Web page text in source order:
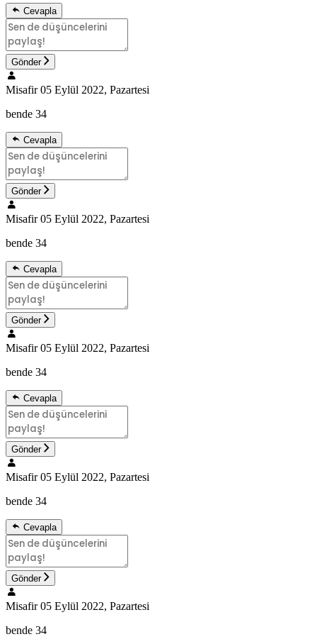
Cevapla
Gönder
Misafir 05 Eylül 2022, Pazartesi
bende 34
Cevapla
Gönder
Misafir 05 Eylül 2022, Pazartesi
bende 34
Cevapla
Gönder
Misafir 05 Eylül 2022, Pazartesi
bende 34
Cevapla
Gönder
Misafir 05 Eylül 2022, Pazartesi
bende 34
Cevapla
Gönder
Misafir 05 Eylül 2022, Pazartesi
bende 34